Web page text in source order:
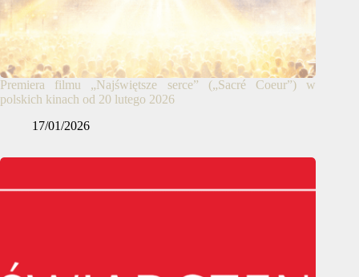
Premiera filmu „Najświętsze serce” („Sacré Coeur”) w
polskich kinach od 20 lutego 2026
17/01/2026